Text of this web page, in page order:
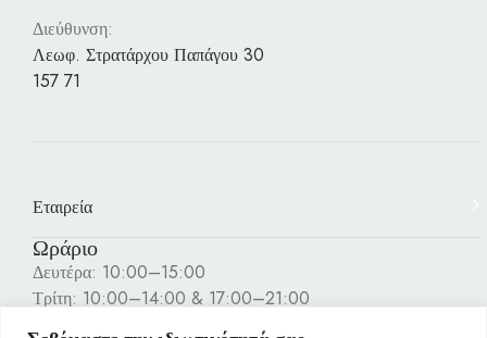
Διεύθυνση:
Λεωφ. Στρατάρχου Παπάγου 30
157 71
Εταιρεία
Ωράριο
Δευτέρα: 10:00–15:00
Τρίτη: 10:00–14:00 & 17:00–21:00
Τετάρτη: 10:00–15:00